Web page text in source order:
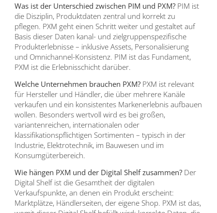
Was ist der Unterschied zwischen PIM und PXM? PIM ist
die Disziplin, Produktdaten zentral und korrekt zu
pflegen. PXM geht einen Schritt weiter und gestaltet auf
Basis dieser Daten kanal- und zielgruppenspezifische
Produkterlebnisse – inklusive Assets, Personalisierung
und Omnichannel-Konsistenz. PIM ist das Fundament,
PXM ist die Erlebnisschicht darüber.
Welche Unternehmen brauchen PXM? PXM ist relevant
für Hersteller und Händler, die über mehrere Kanäle
verkaufen und ein konsistentes Markenerlebnis aufbauen
wollen. Besonders wertvoll wird es bei großen,
variantenreichen, internationalen oder
klassifikationspflichtigen Sortimenten – typisch in der
Industrie, Elektrotechnik, im Bauwesen und im
Konsumgüterbereich.
Wie hängen PXM und der Digital Shelf zusammen? Der
Digital Shelf ist die Gesamtheit der digitalen
Verkaufspunkte, an denen ein Produkt erscheint:
Marktplätze, Händlerseiten, der eigene Shop. PXM ist das,